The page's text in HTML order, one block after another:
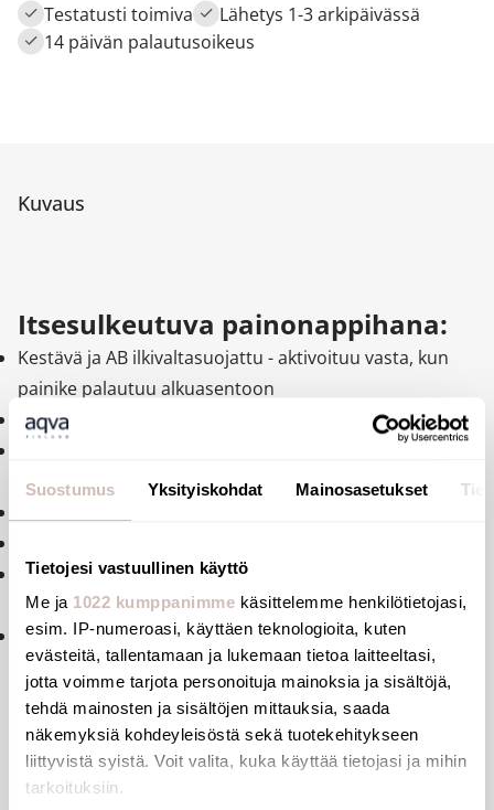
Suostumus Yksityiskohdat Mainosasetukset
Tietojesi vastuullinen käyttö
Me ja 1022 kumppanimme käsittelemme henkilötietojasi,
esim. IP-numeroasi, käyttäen teknologioita, kuten
evästeitä, tallentamaan ja lukemaan tietoa laitteeltasi,
jotta voimme tarjota personoituja mainoksia ja sisältöjä,
tehdä mainosten ja sisältöjen mittauksia, saada
näkemyksiä kohdeyleisöstä sekä tuotekehitykseen
liittyvistä syistä. Voit valita, kuka käyttää tietojasi ja mihin
tarkoituksiin.
Testatusti toimiva
Lähetys 1-3 arkipäivässä
14 päivän palautusoikeus
Kuvaus
Itsesulkeutuva painonappihana:
Kestävä ja AB ilkivaltasuojattu - aktivoituu vasta, kun
painike palautuu alkuasentoon
Aikakatkaisu 7 sekunnin jälkeen aktivoinnista
Asetettu virtausnopeus 3 l/min (3 bar), säädettävissä
1,4-6 l/min
AB (anti-blocking system) ilkivaltasuojattu / vedentulo
katkeaa jokaisen napin painokerran jälkeen
10 vuoden takuu
Tiedostot